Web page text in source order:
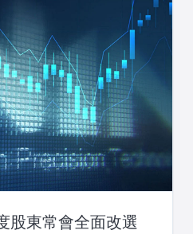
股東常會全面改選